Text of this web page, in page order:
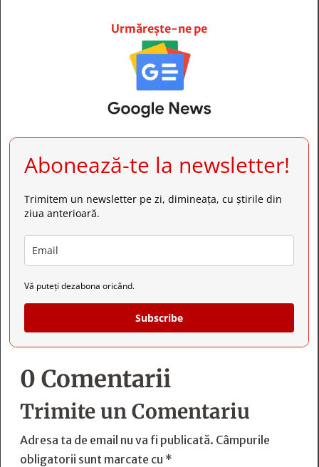
Urmărește-ne pe
Abonează-te la newsletter!
Trimitem un newsletter pe zi, dimineața, cu știrile din
ziua anterioară.
Vă puteți dezabona oricând.
Subscribe
0 Comentarii
Trimite un Comentariu
Adresa ta de email nu va fi publicată. Câmpurile
obligatorii sunt marcate cu *